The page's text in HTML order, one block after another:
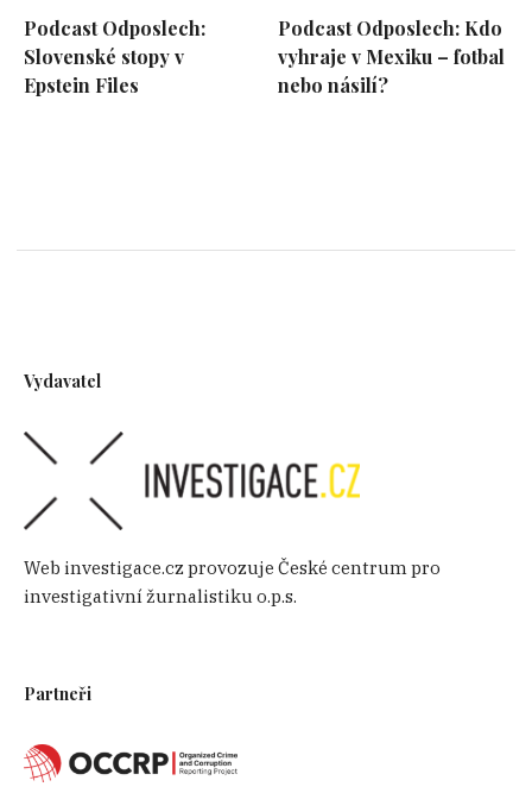
Podcast Odposlech:
Slovenské stopy v
Epstein Files
Podcast Odposlech: Kdo
vyhraje v Mexiku – fotbal
nebo násilí?
Vydavatel
Web investigace.cz provozuje České centrum pro
investigativní žurnalistiku o.p.s.
Partneři